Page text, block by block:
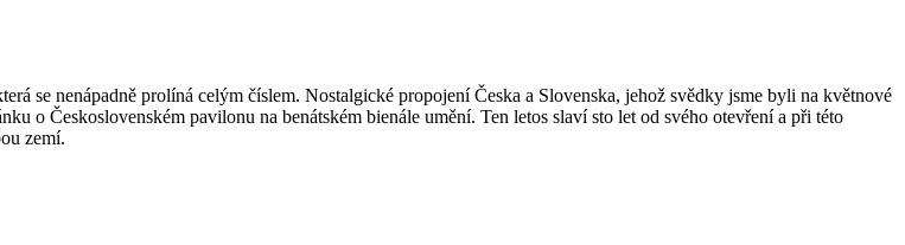
se nenápadně prolíná celým číslem. Nostalgické propojení Česka a Slovenska, jehož svědky jsme byli na květnové
o Československém pavilonu na benátském bienále umění. Ten letos slaví sto let od svého otevření a při této
zemí.